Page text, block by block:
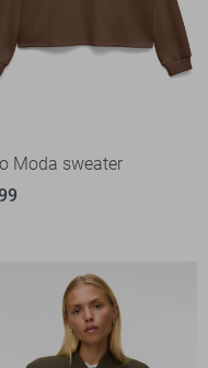
Moda sweater